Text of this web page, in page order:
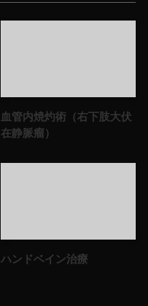
血管内焼灼術（右下肢大伏
在静脈瘤）
ハンドベイン治療